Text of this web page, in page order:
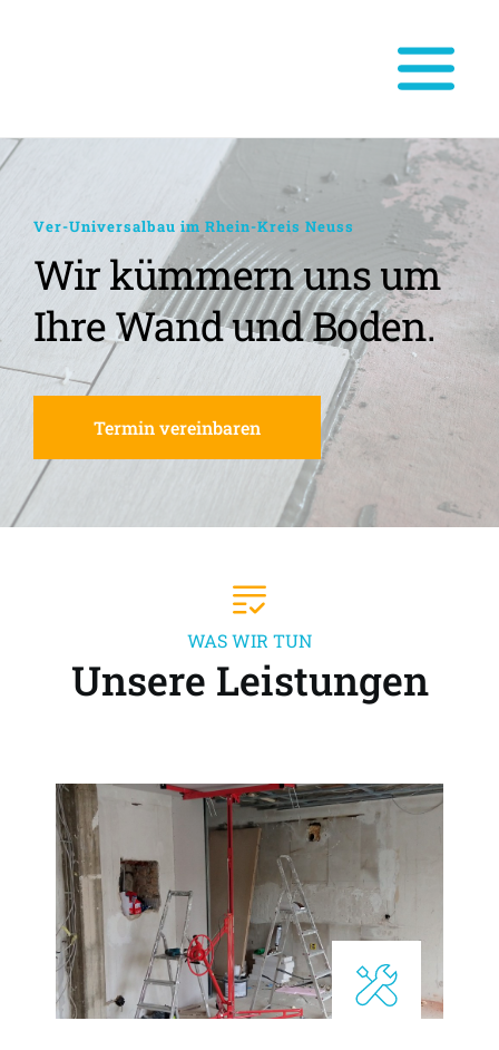
Ver-Universalbau im Rhein-Kreis Neuss
Wir kümmern uns um
Ihre Wand und Boden.
Termin vereinbaren
WAS WIR TUN
Unsere Leistungen